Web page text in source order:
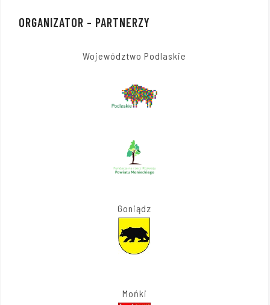
ORGANIZATOR – PARTNERZY
Województwo Podlaskie
Goniądz
Mońki